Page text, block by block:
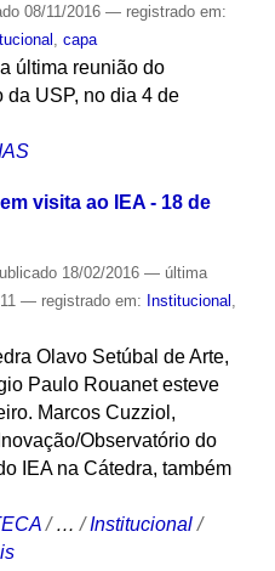
08/11/2016 — registrado em:
capa
última reunião do
USP, no dia 4 de
visita ao IEA - 18 de
18/02/2016 — última
— registrado em: Institucional ,
Olavo Setúbal de Arte,
Paulo Rouanet esteve
Marcos Cuzziol,
Observatório do
IEA na Cátedra, também
/ …/Institucional /